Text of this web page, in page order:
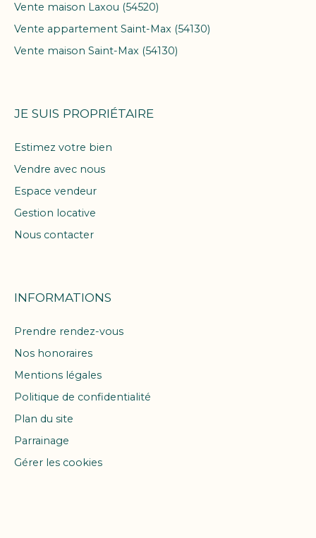
Vente maison Laxou (54520)
Vente appartement Saint-Max (54130)
Vente maison Saint-Max (54130)
JE SUIS PROPRIÉTAIRE
Estimez votre bien
Vendre avec nous
Espace vendeur
Gestion locative
Nous contacter
INFORMATIONS
Prendre rendez-vous
Nos honoraires
Mentions légales
Politique de confidentialité
Plan du site
Parrainage
Gérer les cookies